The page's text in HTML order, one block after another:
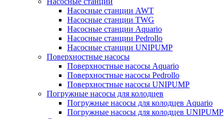
Насосные станции AWT
Насосные станции TWG
Насосные станции Aquario
Насосные станции Pedrollo
Насосные станции UNIPUMP
Поверхностные насосы
Поверхностные насосы Aquario
Поверхностные насосы Pedrollo
Поверхностные насосы UNIPUMP
Погружные насосы для колодцев
Погружные насосы для колодцев Aquario
Погружные насосы для колодцев UNIPUMP